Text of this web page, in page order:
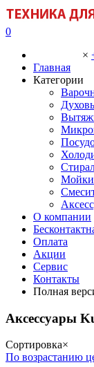
0
×
Главная
Категории
Мойки
О компании
Оплата
Акции
Сервис
Контакты
Полная
Аксессуары
Сортировка×
По возрастанию